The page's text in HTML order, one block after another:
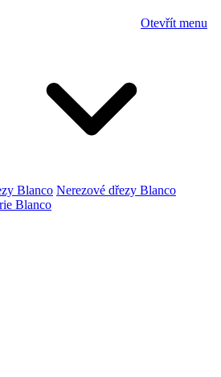
Otevřít menu
Blanco Nerezové dřezy Blanco
Blanco